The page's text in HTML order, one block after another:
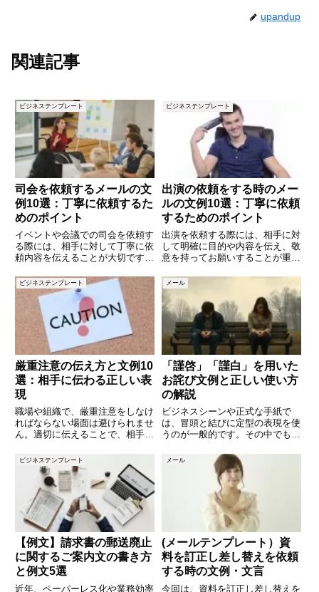
upandup
関連記事
ビジネステンプレート
司会を依頼するメールの文
例10選：丁寧に依頼するた
めのポイント
イベントや会議での司会を依頼す
る際には、相手に対して丁寧に依
頼内容を伝えることが大切です。
体的な役割を明確に伝えること
で、相手もスムーズに対応しやす
くなります。この記事では、司会
を依頼する際に使えるメールの文
ビジネステンプレート
出演の依頼をする時のメー
ルの文例10選：丁寧に依頼
するためのポイント
出演を依頼する際には、相手に対
して明確に目的や内容を伝え、敬
意を持ってお願いすることが重要
ことで、相手にとっても判断がし
やすくなります。この記事では、
出演を依頼する際に使えるメール
の文例を10個ご紹介します。分
ビジネステンプレート
厳重注意の伝え方と文例10
選：相手に伝わる正しい表
現
職場や組織で、厳重注意をしなけ
ればならない場面は避けられませ
ん。適切に伝えることで、相手に
待できます。本記事では、厳重注
意の際に役立つ文例を10個紹介
します。文例の背景やポイントを
解説しながら、誤解なく伝えるコ
メール
「謹啓」「謹白」を用いた
お詫び文例と正しい使い方
の解説
ビジネスシーンや正式な手紙で
は、冒頭と結びに定型の表現を使
うのが一般的です。その中でも
った場面で用いられる言葉です。
例えば、お詫び状や謝罪文など、
相手に誠意を伝える必要がある場
面でよく利用されます。とはい
ビジネステンプレート
【例文】請求書の郵送廃止
に関するご案内文の書き方
と例文5選
近年、ペーパーレス化や業務効率
メール
(メールテンプレート）資
料を訂正し差し替えを依頼
する時の文例・文言
今回は、資料を訂正し差し替えを